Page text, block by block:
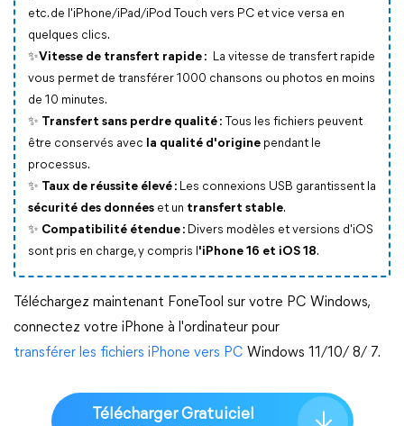
etc. de l'iPhone/iPad/iPod Touch vers PC et vice versa en
quelques clics.
✨Vitesse de transfert rapide : La vitesse de transfert rapide
vous permet de transférer 1000 chansons ou photos en moins
de 10 minutes.
✨ Transfert sans perdre qualité : Tous les fichiers peuvent
être conservés avec la qualité d'origine pendant le
processus.
✨ Taux de réussite élevé : Les connexions USB garantissent la
sécurité des données et un transfert stable.
✨ Compatibilité étendue : Divers modèles et versions d'iOS
sont pris en charge, y compris l'iPhone 16 et iOS 18.
Téléchargez maintenant FoneTool sur votre PC Windows,
connectez votre iPhone à l'ordinateur pour
transférer les fichiers iPhone vers PC Windows 11/10/ 8/ 7.
Télécharger Gratuiciel